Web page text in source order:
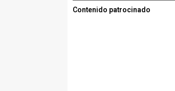
Contenido patrocinado